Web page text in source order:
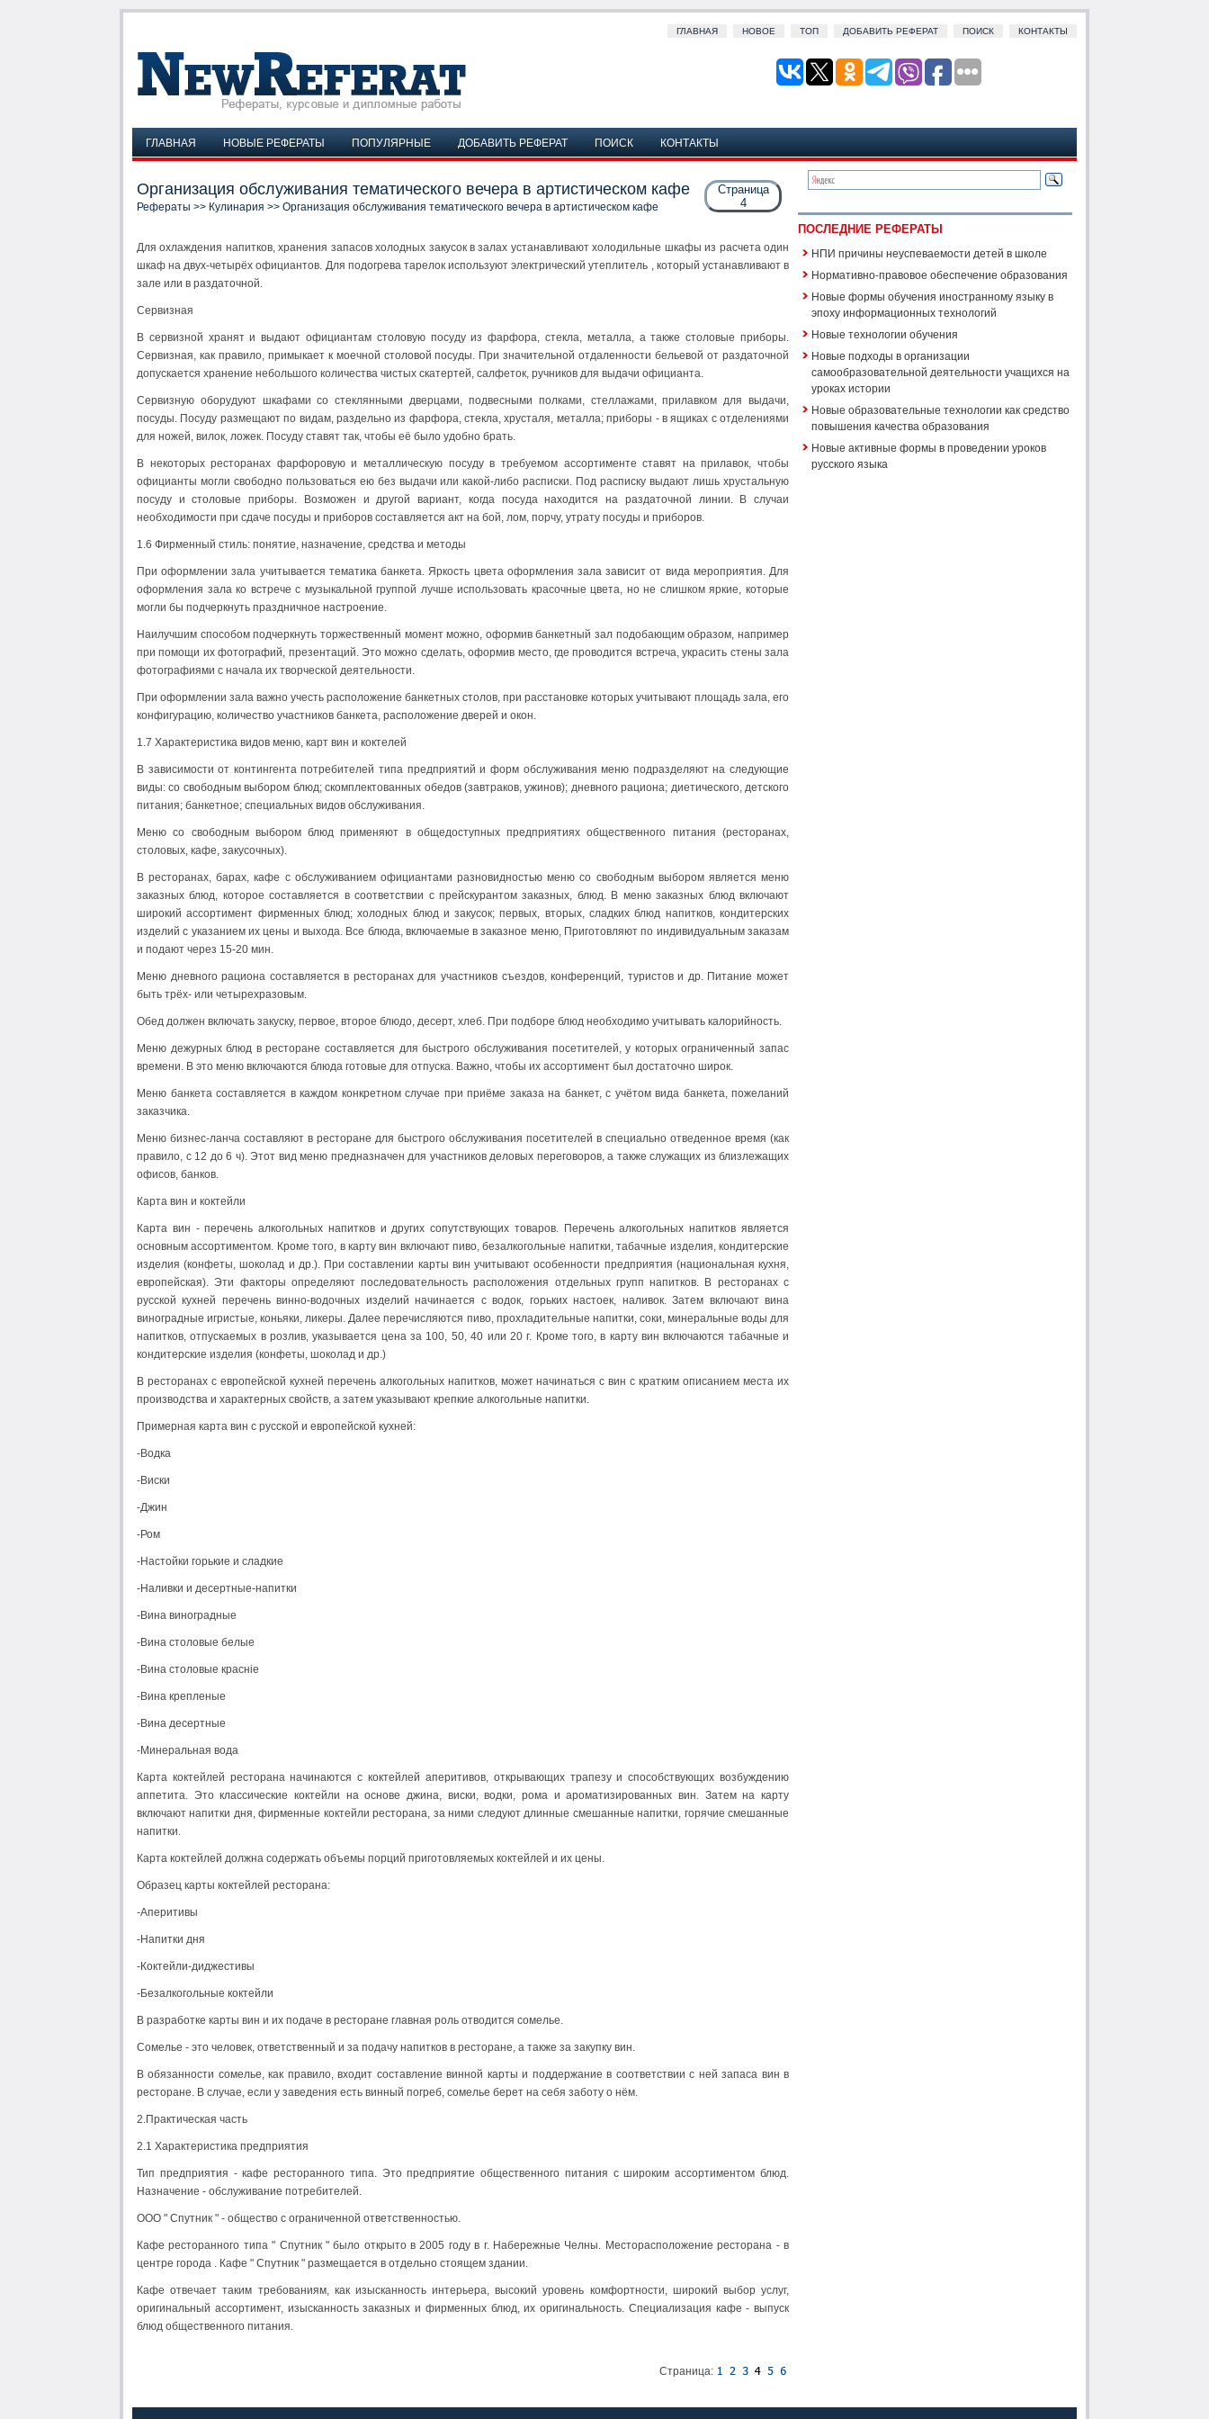
ГЛАВНАЯ НОВОЕ ТОП ДОБАВИТЬ РЕФЕРАТ ПОИСК КОНТАКТЫ
ГЛАВНАЯ НОВЫЕ РЕФЕРАТЫ ПОПУЛЯРНЫЕ ДОБАВИТЬ РЕФЕРАТ ПОИСК КОНТАКТЫ
Страница
4
Организация обслуживания тематического вечера в артистическом кафе
Рефераты >> Кулинария >> Организация обслуживания тематического вечера в артистическом кафе
Для охлаждения напитков, хранения запасов холодных закусок в залах устанавливают холодильные шкафы из расчета один
шкаф на двух-четырёх официантов. Для подогрева тарелок используют электрический утеплитель , который устанавливают в
зале или в раздаточной.
Сервизная
В сервизной хранят и выдают официантам столовую посуду из фарфора, стекла, металла, а также столовые приборы.
Сервизная, как правило, примыкает к моечной столовой посуды. При значительной отдаленности бельевой от раздаточной
допускается хранение небольшого количества чистых скатертей, салфеток, ручников для выдачи официанта.
Сервизную оборудуют шкафами со стеклянными дверцами, подвесными полками, стеллажами, прилавком для выдачи,
посуды. Посуду размещают по видам, раздельно из фарфора, стекла, хрусталя, металла; приборы - в ящиках с отделениями
для ножей, вилок, ложек. Посуду ставят так, чтобы её было удобно брать.
В некоторых ресторанах фарфоровую и металлическую посуду в требуемом ассортименте ставят на прилавок, чтобы
официанты могли свободно пользоваться ею без выдачи или какой-либо расписки. Под расписку выдают лишь хрустальную
посуду и столовые приборы. Возможен и другой вариант, когда посуда находится на раздаточной линии. В случаи
необходимости при сдаче посуды и приборов составляется акт на бой, лом, порчу, утрату посуды и приборов.
1.6 Фирменный стиль: понятие, назначение, средства и методы
При оформлении зала учитывается тематика банкета. Яркость цвета оформления зала зависит от вида мероприятия. Для
оформления зала ко встрече с музыкальной группой лучше использовать красочные цвета, но не слишком яркие, которые
могли бы подчеркнуть праздничное настроение.
Наилучшим способом подчеркнуть торжественный момент можно, оформив банкетный зал подобающим образом, например
при помощи их фотографий, презентаций. Это можно сделать, оформив место, где проводится встреча, украсить стены зала
фотографиями с начала их творческой деятельности.
При оформлении зала важно учесть расположение банкетных столов, при расстановке которых учитывают площадь зала, его
конфигурацию, количество участников банкета, расположение дверей и окон.
1.7 Характеристика видов меню, карт вин и коктелей
В зависимости от контингента потребителей типа предприятий и форм обслуживания меню подразделяют на следующие
виды: со свободным выбором блюд; скомплектованных обедов (завтраков, ужинов); дневного рациона; диетического, детского
питания; банкетное; специальных видов обслуживания.
Меню со свободным выбором блюд применяют в общедоступных предприятиях общественного питания (ресторанах,
столовых, кафе, закусочных).
В ресторанах, барах, кафе с обслуживанием официантами разновидностью меню со свободным выбором является меню
заказных блюд, которое составляется в соответствии с прейскурантом заказных, блюд. В меню заказных блюд включают
широкий ассортимент фирменных блюд; холодных блюд и закусок; первых, вторых, сладких блюд напитков, кондитерских
изделий с указанием их цены и выхода. Все блюда, включаемые в заказное меню, Приготовляют по индивидуальным заказам
и подают через 15-20 мин.
Меню дневного рациона составляется в ресторанах для участников съездов, конференций, туристов и др. Питание может
быть трёх- или четырехразовым.
Обед должен включать закуску, первое, второе блюдо, десерт, хлеб. При подборе блюд необходимо учитывать калорийность.
Меню дежурных блюд в ресторане составляется для быстрого обслуживания посетителей, у которых ограниченный запас
времени. В это меню включаются блюда готовые для отпуска. Важно, чтобы их ассортимент был достаточно широк.
Меню банкета составляется в каждом конкретном случае при приёме заказа на банкет, с учётом вида банкета, пожеланий
заказчика.
Меню бизнес-ланча составляют в ресторане для быстрого обслуживания посетителей в специально отведенное время (как
правило, с 12 до 6 ч). Этот вид меню предназначен для участников деловых переговоров, а также служащих из близлежащих
офисов, банков.
Карта вин и коктейли
Карта вин - перечень алкогольных напитков и других сопутствующих товаров. Перечень алкогольных напитков является
основным ассортиментом. Кроме того, в карту вин включают пиво, безалкогольные напитки, табачные изделия, кондитерские
изделия (конфеты, шоколад и др.). При составлении карты вин учитывают особенности предприятия (национальная кухня,
европейская). Эти факторы определяют последовательность расположения отдельных групп напитков. В ресторанах с
русской кухней перечень винно-водочных изделий начинается с водок, горьких настоек, наливок. Затем включают вина
виноградные игристые, коньяки, ликеры. Далее перечисляются пиво, прохладительные напитки, соки, минеральные воды для
напитков, отпускаемых в розлив, указывается цена за 100, 50, 40 или 20 г. Кроме того, в карту вин включаются табачные и
кондитерские изделия (конфеты, шоколад и др.)
В ресторанах с европейской кухней перечень алкогольных напитков, может начинаться с вин с кратким описанием места их
производства и характерных свойств, а затем указывают крепкие алкогольные напитки.
Примерная карта вин с русской и европейской кухней:
-Водка
-Виски
-Джин
-Ром
-Настойки горькие и сладкие
-Наливки и десертные-напитки
-Вина виноградные
-Вина столовые белые
-Вина столовые красніе
-Вина крепленые
-Вина десертные
-Минеральная вода
Карта коктейлей ресторана начинаются с коктейлей аперитивов, открывающих трапезу и способствующих возбуждению
аппетита. Это классические коктейли на основе джина, виски, водки, рома и ароматизированных вин. Затем на карту
включают напитки дня, фирменные коктейли ресторана, за ними следуют длинные смешанные напитки, горячие смешанные
напитки.
Карта коктейлей должна содержать объемы порций приготовляемых коктейлей и их цены.
Образец карты коктейлей ресторана:
-Аперитивы
-Нaпитки дня
-Коктейли-диджестивы
-Безалкогольные коктейли
В разработке карты вин и их подаче в ресторане главная роль отводится сомелье.
Сомелье - это человек, ответственный и за подачу напитков в ресторане, а также за закупку вин.
В обязанности сомелье, как правило, входит составление винной карты и поддержание в соответствии с ней запаса вин в
peстopaнe. В случае, если у заведения есть винный погреб, сомелье берет на себя заботу о нём.
2.Практическая часть
2.1 Характеристика предприятия
Тип предприятия - кафе ресторанного типа. Это предприятие общественного питания с широким ассортиментом блюд.
Назначение - обслуживание потребителей.
ООО " Спутник " - общество с ограниченной ответственностью.
Кафе ресторанного типа " Спутник " было открыто в 2005 году в г. Набережные Челны. Месторасположение ресторана - в
центре города . Кафе " Спутник " размещается в отдельно стоящем здании.
Кафе отвечает таким требованиям, как изысканность интерьера, высокий уровень комфортности, широкий выбор услуг,
оригинальный ассортимент, изысканность заказных и фирменных блюд, их оригинальность. Специализация кафе - выпуск
блюд общественного питания.
Страница:
ПОСЛЕДНИЕ РЕФЕРАТЫ
НПИ причины неуспеваемости детей в школе
Нормативно-правовое обеспечение образования
Новые формы обучения иностранному языку в
эпоху информационных технологий
Новые технологии обучения
Новые подходы в организации
самообразовательной деятельности учащихся на
уроках истории
Новые образовательные технологии как средство
повышения качества образования
Новые активные формы в проведении уроков
русского языка